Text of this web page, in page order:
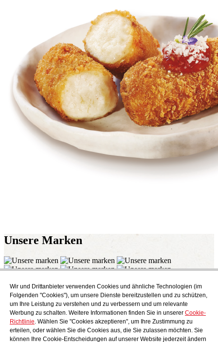
Wir und Drittanbieter verwenden Cookies und ähnliche Technologien (im
Folgenden "Cookies"), um unsere Dienste bereitzustellen und zu schützen,
um Ihre Leistung zu verstehen und zu verbessern und um relevante
Werbung zu schalten. Weitere Informationen finden Sie in unserer Cookie-
Richtlinie. Wählen Sie "Cookies akzeptieren", um Ihre Zustimmung zu
erteilen, oder wählen Sie die Cookies aus, die Sie zulassen möchten. Sie
können Ihre Cookie-Entscheidungen auf unserer Website jederzeit ändern
Unsere Marken
Abonnieren
Endecken Sie das kulinarische Angebot von AudensFood.
Ich habe gelesen und akzeptiere dieDatenschutzbestimmungen
Über uns Audens news Produkte Gastronomie-Blog Kontakt
Werden Sie Teil unseres Teams